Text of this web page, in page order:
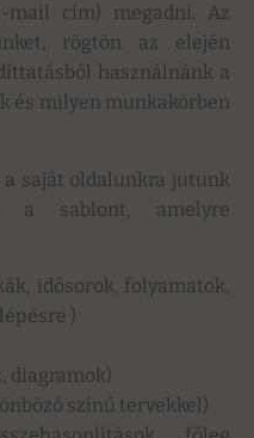
mail cím) megadni. Az
rögtön az elején
használnánk a
és milyen munkakörben
saját oldalunkra jutunk
a sablont, amelyre
idősorok, folyamatok,
)
diagramok)
színű tervekkel)